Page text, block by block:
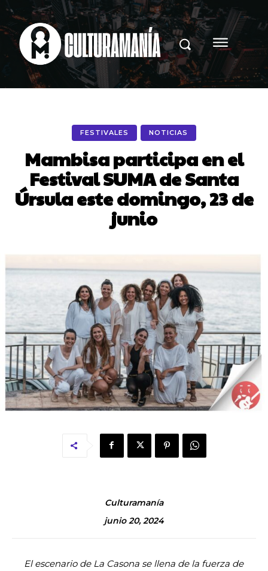
FESTIVALES NOTICIAS
Mambisa participa en el
Festival SUMA de Santa
Úrsula este domingo, 23 de
junio
Culturamanía
junio 20, 2024
El escenario de La Casona se llena de la fuerza de